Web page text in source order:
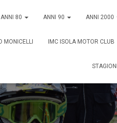
ANNI 80 ANNI 90 ANNI 2000
MONICELLI IMC ISOLA MOTOR CLUB